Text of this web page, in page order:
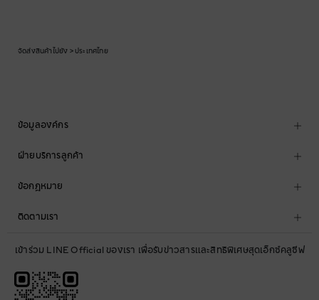
จัดส่งสินค้าไปยัง > ประเทศไทย
ข้อมูลองค์กร
ฝ่ายบริการลูกค้า
ข้อกฎหมาย
ติดตามเรา
เข้าร่วม LINE Official ของเรา เพื่อรับข่าวสารและสิทธิพิเศษสุดเอ็กซ์คลูซีฟ